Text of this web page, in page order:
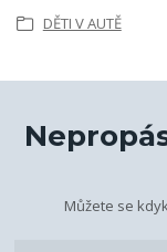
DĚTI V AUTĚ
Můžete se